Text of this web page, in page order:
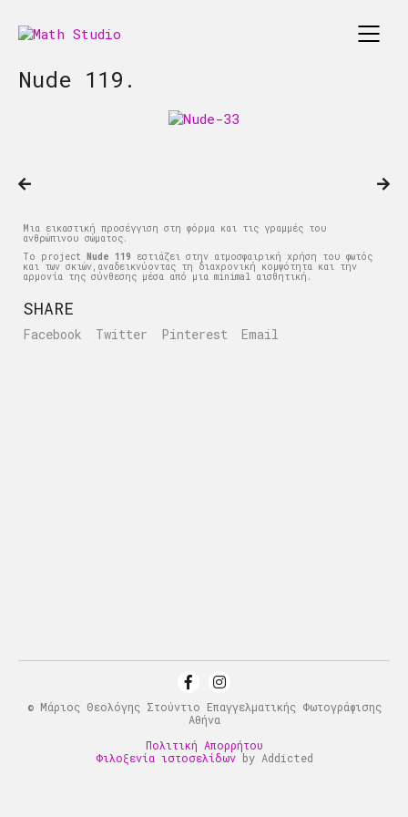
Nude 119.
Μια εικαστική προσέγγιση στη φόρμα και τις γραμμές του
ανθρώπινου σώματος.
Το project Nude 119 εστιάζει στην ατμοσφαιρική χρήση του φωτός
και των σκιών,αναδεικνύοντας τη διαχρονική κομψότητα και την
αρμονία της σύνθεσης μέσα από μια minimal αισθητική.
SHARE
Facebook Twitter Pinterest Email
© Μάριος Θεολόγης Στούντιο Επαγγελματικής Φωτογράφισης
Αθήνα
Πολιτική Απορρήτου
Φιλοξενία ιστοσελίδωνby Addicted